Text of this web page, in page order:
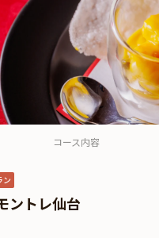
コース内容
ン
ントレ仙台